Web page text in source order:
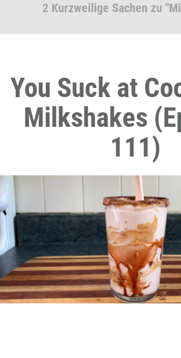
2 Kurzweilige Sachen zu
You Suck at
Milkshakes
111)